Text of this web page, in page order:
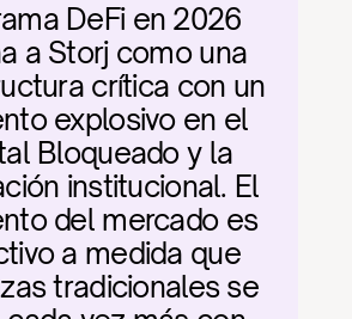
DeFi en 2026
a Storj como una
crítica con un
explosivo en el
Bloqueado y la
institucional. El
del mercado es
a medida que
tradicionales se